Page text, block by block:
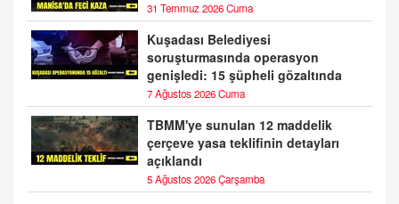
31 Temmuz 2026 Cuma
Kuşadası Belediyesi
soruşturmasında operasyon
genişledi: 15 şüpheli gözaltında
7 Ağustos 2026 Cuma
TBMM'ye sunulan 12 maddelik
çerçeve yasa teklifinin detayları
açıklandı
5 Ağustos 2026 Çarşamba